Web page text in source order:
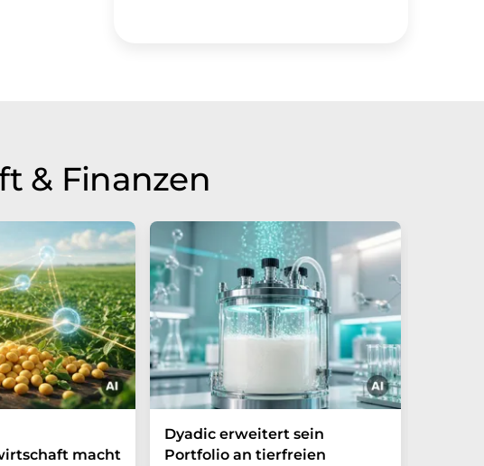
& Finanzen
macht
Dyadic erweitert sein
Portfolio an tierfreien